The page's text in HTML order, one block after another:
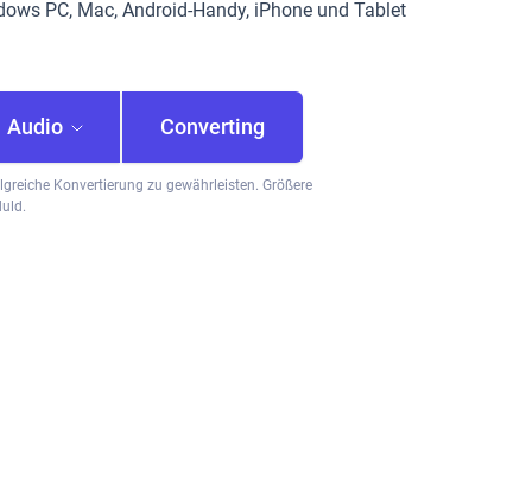
PC, Mac, Android-Handy, iPhone und Tablet
Audio Converting
Konvertierung zu gewährleisten. Größere